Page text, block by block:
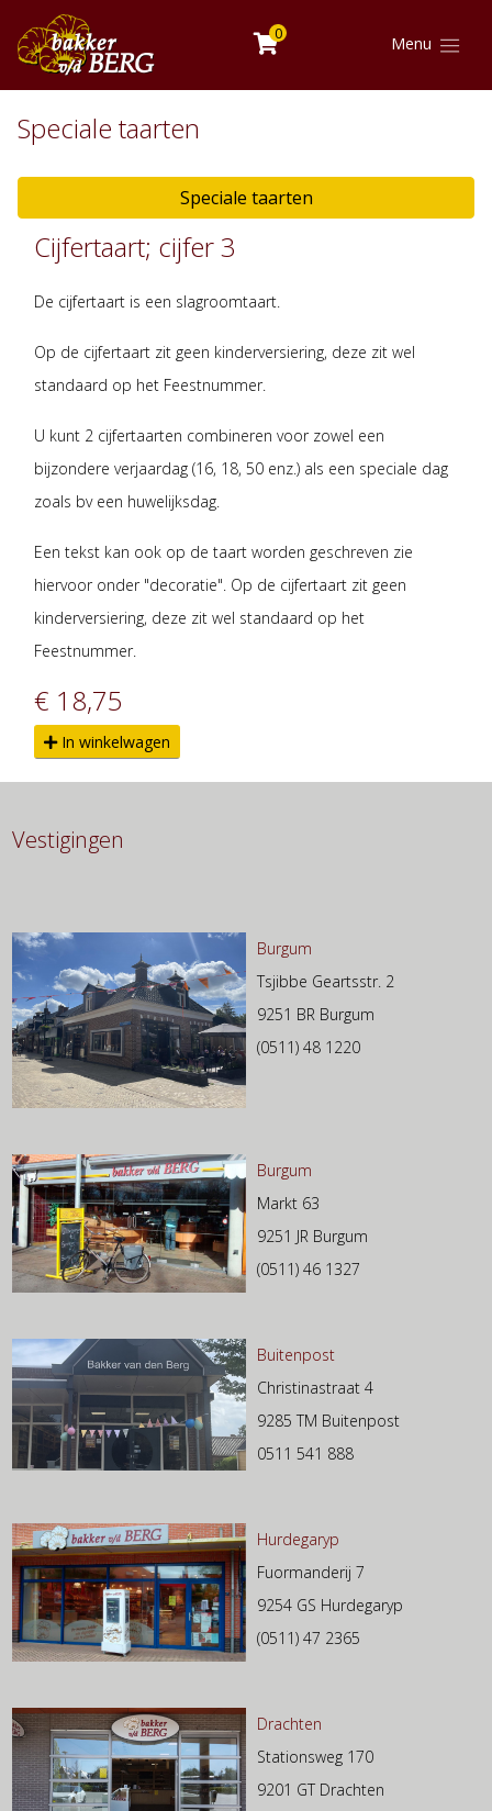
0
Menu
Speciale taarten
Speciale taarten
Cijfertaart; cijfer 3
De cijfertaart is een slagroomtaart.
Op de cijfertaart zit geen kinderversiering, deze zit wel
standaard op het Feestnummer.
U kunt 2 cijfertaarten combineren voor zowel een
bijzondere verjaardag (16, 18, 50 enz.) als een speciale dag
zoals bv een huwelijksdag.
Een tekst kan ook op de taart worden geschreven zie
hiervoor onder "decoratie". Op de cijfertaart zit geen
kinderversiering, deze zit wel standaard op het
Feestnummer.
€ 18,75
In winkelwagen
Vestigingen
Burgum
Tsjibbe Geartsstr. 2
9251 BR Burgum
(0511) 48 1220
Burgum
Markt 63
9251 JR Burgum
(0511) 46 1327
Buitenpost
Christinastraat 4
9285 TM Buitenpost
0511 541 888
Hurdegaryp
Fuormanderij 7
9254 GS Hurdegaryp
(0511) 47 2365
Drachten
Stationsweg 170
9201 GT Drachten